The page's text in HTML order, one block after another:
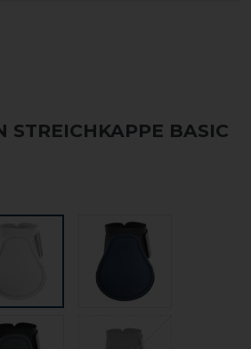
STREICHKAPPE BASIC